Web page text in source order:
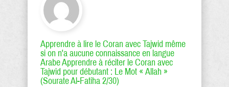
Apprendre à lire le Coran avec Tajwid même
si on n'a aucune connaissance en langue
Arabe Apprendre à réciter le Coran avec
Tajwid pour débutant : Le Mot « Allah »
(Sourate Al-Fatiha 2/30)